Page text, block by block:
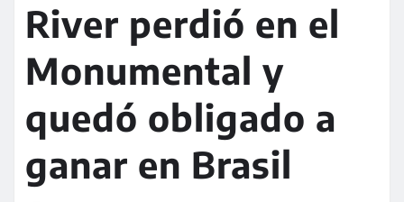
River perdió en el
Monumental y
quedó obligado a
ganar en Brasil